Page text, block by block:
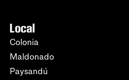
Local
Colonia
Maldonado
Paysandú